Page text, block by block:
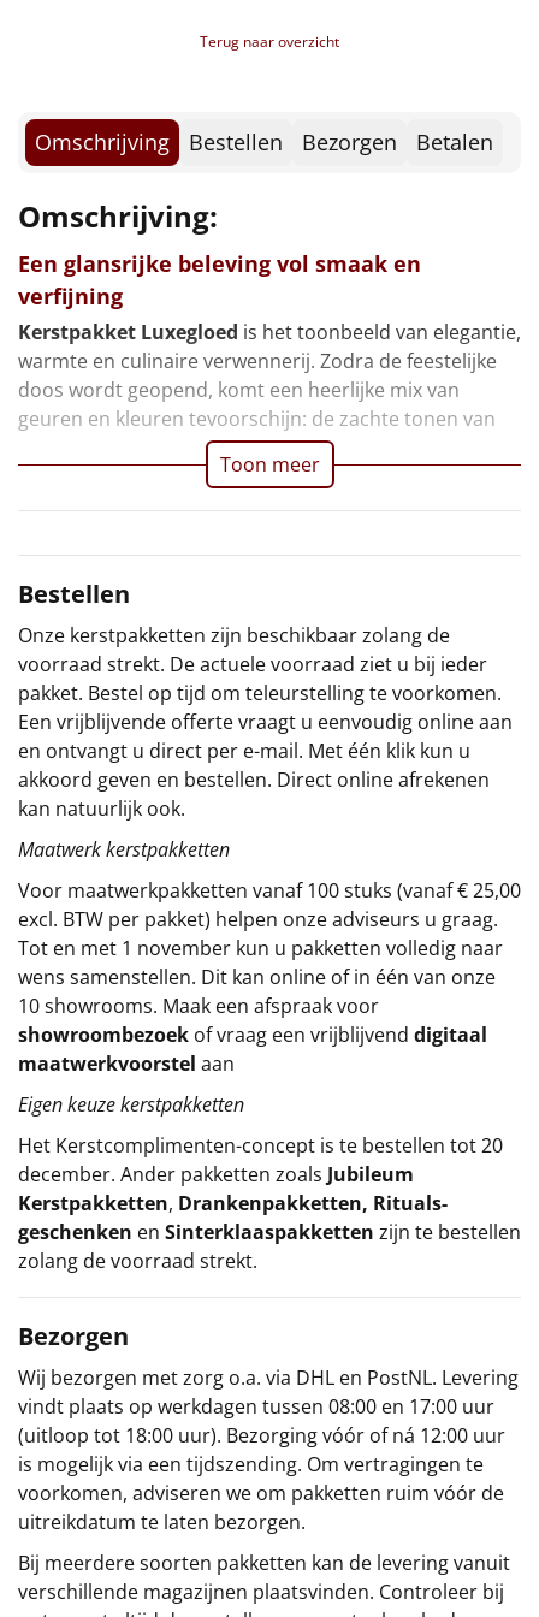
Slowcooker POPULAIR
Deken (fleece plaid)
Alle artikelen
Overige
Ideeën
Personeel
Sinterklaaspakketten
Particulier
Kerstgeschenken 2026
Relatiegeschenken
Cadeaubon
Alle overige
Mini choco muffins, 200 gr
Karamelsticks, 50 gr
Kerstkaart
Verpakt in een feestelijke kerstdoos, 49 x 39 x 27 cm
Terug naar overzicht
Omschrijving Bestellen Bezorgen Betalen
Omschrijving:
Een glansrijke beleving vol smaak en
verfijning
Kerstpakket Luxegloed is het toonbeeld van elegantie,
warmte en culinaire verwennerij. Zodra de feestelijke
doos wordt geopend, komt een heerlijke mix van
geuren en kleuren tevoorschijn: de zachte tonen van
Toon meer
Bestellen
Onze kerstpakketten zijn beschikbaar zolang de
voorraad strekt. De actuele voorraad ziet u bij ieder
pakket. Bestel op tijd om teleurstelling te voorkomen.
Een vrijblijvende offerte vraagt u eenvoudig online aan
en ontvangt u direct per e-mail. Met één klik kun u
akkoord geven en bestellen. Direct online afrekenen
kan natuurlijk ook.
Maatwerk kerstpakketten
Voor maatwerkpakketten vanaf 100 stuks (vanaf € 25,00
excl. BTW per pakket) helpen onze adviseurs u graag.
Tot en met 1 november kun u pakketten volledig naar
wens samenstellen. Dit kan online of in één van onze
10 showrooms. Maak een afspraak voor
showroombezoek of vraag een vrijblijvend digitaal
maatwerkvoorstel aan
Eigen keuze kerstpakketten
Het Kerstcomplimenten-concept is te bestellen tot 20
december. Ander pakketten zoals Jubileum
Kerstpakketten, Drankenpakketten, Rituals-
geschenken en Sinterklaaspakketten zijn te bestellen
zolang de voorraad strekt.
Bezorgen
Wij bezorgen met zorg o.a. via DHL en PostNL. Levering
vindt plaats op werkdagen tussen 08:00 en 17:00 uur
(uitloop tot 18:00 uur). Bezorging vóór of ná 12:00 uur
is mogelijk via een tijdszending. Om vertragingen te
voorkomen, adviseren we om pakketten ruim vóór de
uitreikdatum te laten bezorgen.
Bij meerdere soorten pakketten kan de levering vanuit
verschillende magazijnen plaatsvinden. Controleer bij